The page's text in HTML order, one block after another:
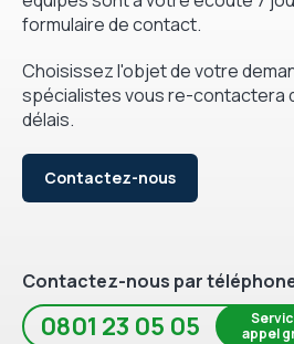
formulaire de contact.
Choisissez l'objet de votre
spécialistes vous re-contactera
délais.
Contactez-nous
Contactez-nous par
0801 23 05 05
appel